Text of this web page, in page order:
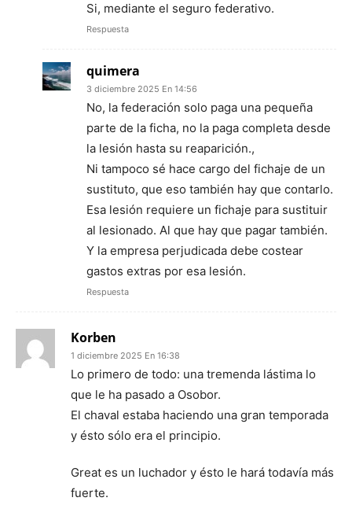
Si, mediante el seguro federativo.
Respuesta
quimera
3 diciembre 2025 En 14:56
No, la federación solo paga una pequeña
parte de la ficha, no la paga completa desde
la lesión hasta su reaparición.,
Ni tampoco sé hace cargo del fichaje de un
sustituto, que eso también hay que contarlo.
Esa lesión requiere un fichaje para sustituir
al lesionado. Al que hay que pagar también.
Y la empresa perjudicada debe costear
gastos extras por esa lesión.
Respuesta
Korben
1 diciembre 2025 En 16:38
Lo primero de todo: una tremenda lástima lo
que le ha pasado a Osobor.
El chaval estaba haciendo una gran temporada
y ésto sólo era el principio.
Great es un luchador y ésto le hará todavía más
fuerte.